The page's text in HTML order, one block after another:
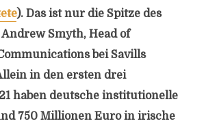
). Das ist nur die Spitze des
Smyth, Head of
bei Savills
in den ersten drei
haben deutsche institutionelle
750 Millionen Euro in irische